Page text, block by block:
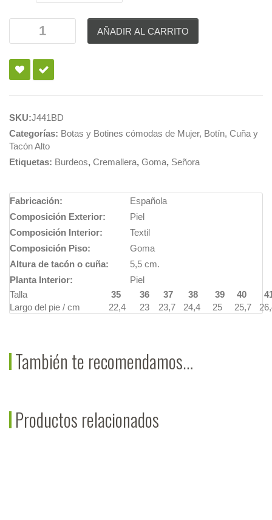
AÑADIR AL CARRITO
SKU:J441BD
Categorías: Botas y Botines cómodas de Mujer, Botín, Cuña y
Tacón Alto
Etiquetas: Burdeos, Cremallera, Goma, Señora
Fabricación:
Española
Composición Exterior:
Piel
Composición Interior:
Textil
Composición Piso:
Goma
Altura de tacón o cuña:
5,5 cm.
Planta Interior:
Piel
Talla
35 36 37 38 39 40
Largo del pie / cm
22,4 23 23,7 24,4 25 25,7
También te recomendamos…
Productos relacionados